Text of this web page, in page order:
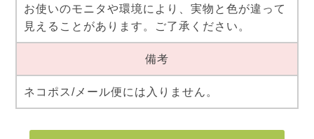
お使いのモニタや環境により、実物と色が違って
見えることがあります。ご了承ください。
備考
ネコポス/メール便には入りません。